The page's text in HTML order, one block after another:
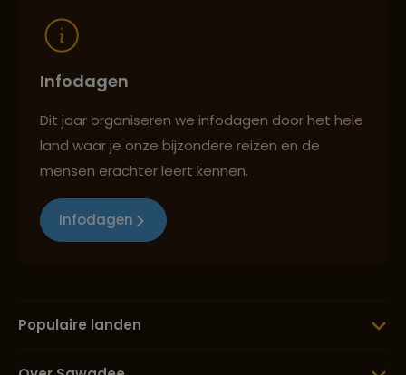
Infodagen
Dit jaar organiseren we infodagen door het hele
land waar je onze bijzondere reizen en de
mensen erachter leert kennen.
Infodagen
Populaire landen